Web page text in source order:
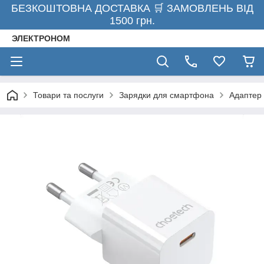
БЕЗКОШТОВНА ДОСТАВКА 🛒 ЗАМОВЛЕНЬ ВІД
1500 грн.
ЭЛЕКТРОНОМ
Товари та послуги Зарядки для смартфона Адаптер